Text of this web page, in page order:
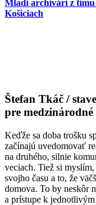
Mladí archivári z
Košiciach
Štefan Tkáč /
pre
Keďže sa doba trošku
začínajú uvedomovať
na druhého, silnie
veciach. Tiež si
svojho času a to, že
domova. To by neskôr
a prístupe k